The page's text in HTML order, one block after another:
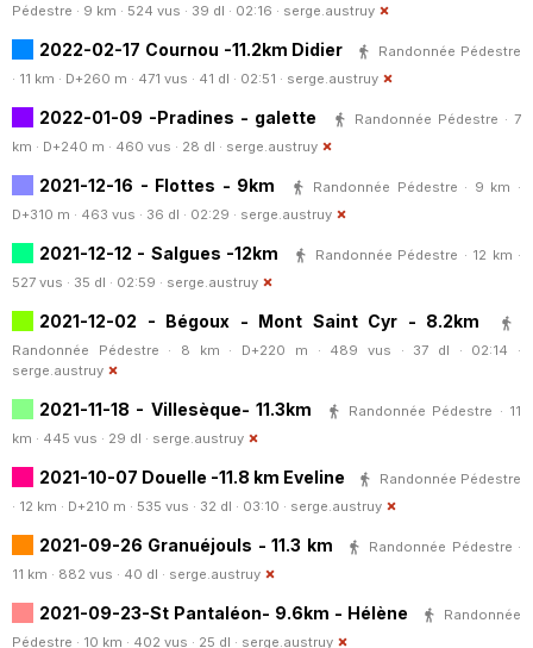
Pédestre · 9 km · 524 vus · 39 dl · 02:16 · serge.austruy
2022-02-17 Cournou -11.2km Didier
Randonnée Pédestre
· 11 km · D+260 m · 471 vus · 41 dl · 02:51 · serge.austruy
2022-01-09 -Pradines - galette
Randonnée Pédestre · 7
km · D+240 m · 460 vus · 28 dl · serge.austruy
2021-12-16 - Flottes - 9km
Randonnée Pédestre · 9 km ·
D+310 m · 463 vus · 36 dl · 02:29 · serge.austruy
2021-12-12 - Salgues -12km
Randonnée Pédestre · 12 km ·
527 vus · 35 dl · 02:59 · serge.austruy
2021-12-02 - Bégoux - Mont Saint Cyr - 8.2km
Randonnée Pédestre · 8 km · D+220 m · 489 vus · 37 dl · 02:14 ·
serge.austruy
2021-11-18 - Villesèque- 11.3km
Randonnée Pédestre · 11
km · 445 vus · 29 dl · serge.austruy
2021-10-07 Douelle -11.8 km Eveline
Randonnée Pédestre
· 12 km · D+210 m · 535 vus · 32 dl · 03:10 · serge.austruy
2021-09-26 Granuéjouls - 11.3 km
Randonnée Pédestre ·
11 km · 882 vus · 40 dl · serge.austruy
2021-09-23-St Pantaléon- 9.6km - Hélène
Randonnée
Pédestre · 10 km · 402 vus · 25 dl · serge.austruy